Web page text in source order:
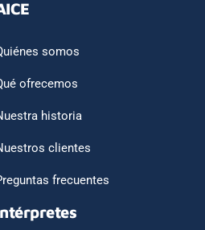
somos
ofrecemos
historia
clientes
frecuentes